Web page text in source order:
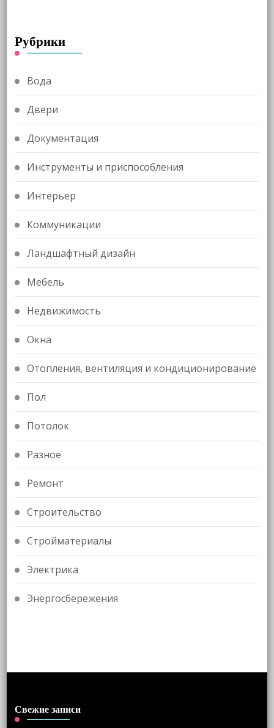
Рубрики
Вода
Двери
Документация
Инструменты и приспособления
Интерьер
Коммуникации
Ландшафтный дизайн
Мебель
Недвижимость
Окна
Отопления, вентиляция и кондиционирование
Пол
Потолок
Разное
Ремонт
Строительство
Стройматериалы
Электрика
Энергосбережения
Свежие записи